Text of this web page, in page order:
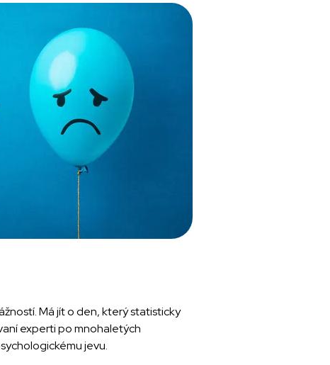
Má jít o den, který statisticky
experti po mnohaletých
jevu.